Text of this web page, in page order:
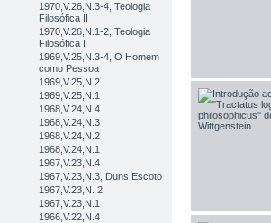
1970,V.26,N.3-4, Teologia
Filosófica II
1970,V.26,N.1-2, Teologia
Filosófica I
1969,V.25,N.3-4, O Homem
como Pessoa
1969,V.25,N.2
1969,V.25,N.1
1968,V.24,N.4
1968,V.24,N.3
1968,V.24,N.2
1968,V.24,N.1
1967,V.23,N.4
1967,V.23,N.3, Duns Escoto
1967,V.23,N. 2
1967,V.23,N.1
1966,V.22,N.4